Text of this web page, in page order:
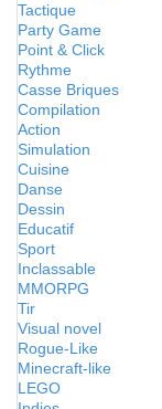
Tactique
Party Game
Point & Click
Rythme
Casse Briques
Compilation
Action
Simulation
Cuisine
Danse
Dessin
Educatif
Sport
Inclassable
MMORPG
Tir
Visual novel
Rogue-Like
Minecraft-like
LEGO